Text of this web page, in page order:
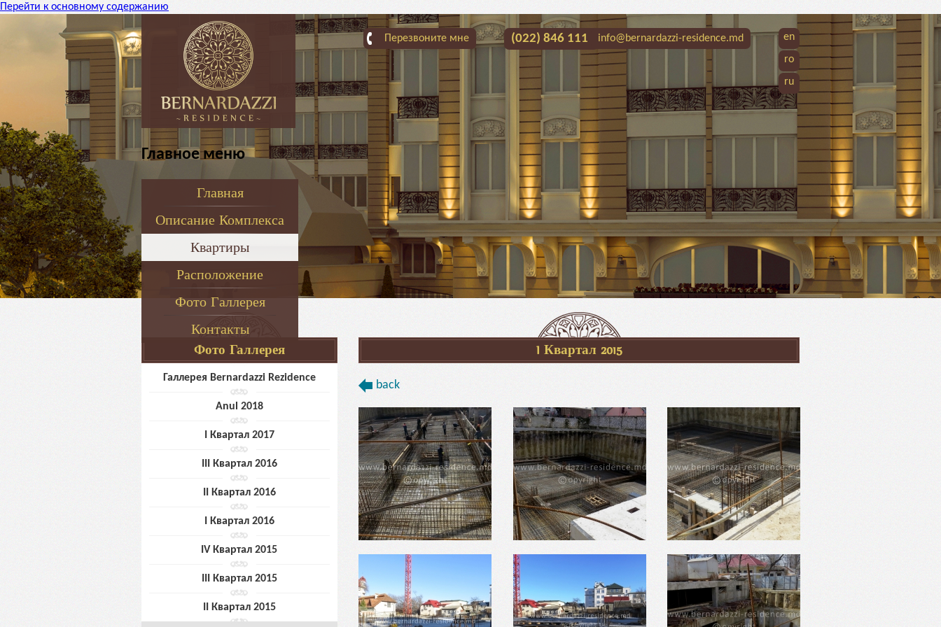
Перейти к основному содержанию
en
ro
ru
(022) 846 111 info@bernardazzi-residence.md
Перезвоните мне
Главное меню
Главная
Описание Комплекса
Квартиры
Расположение
Фото Галлерея
Контакты
I Квартал 2015
back
Фото Галлерея
Галлерея Bernardazzi Rezidence
Anul 2018
I Квартал 2017
III Квартал 2016
II Квартал 2016
I Квартал 2016
IV Квартал 2015
III Квартал 2015
II Квартал 2015